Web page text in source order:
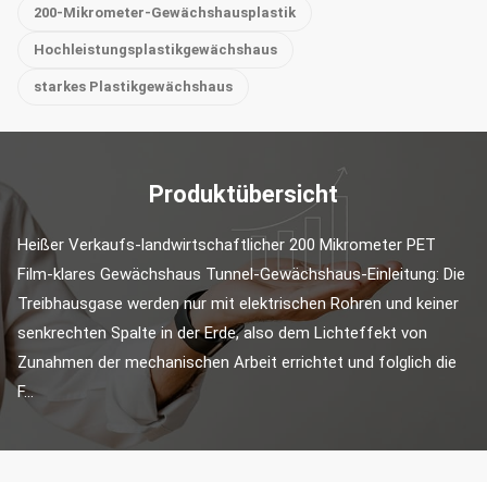
200-Mikrometer-Gewächshausplastik
Hochleistungsplastikgewächshaus
starkes Plastikgewächshaus
Produktübersicht
Heißer Verkaufs-landwirtschaftlicher 200 Mikrometer PET
Film-klares Gewächshaus Tunnel-Gewächshaus-Einleitung: Die
Treibhausgase werden nur mit elektrischen Rohren und keiner
senkrechten Spalte in der Erde, also dem Lichteffekt von
Zunahmen der mechanischen Arbeit errichtet und folglich die
F...